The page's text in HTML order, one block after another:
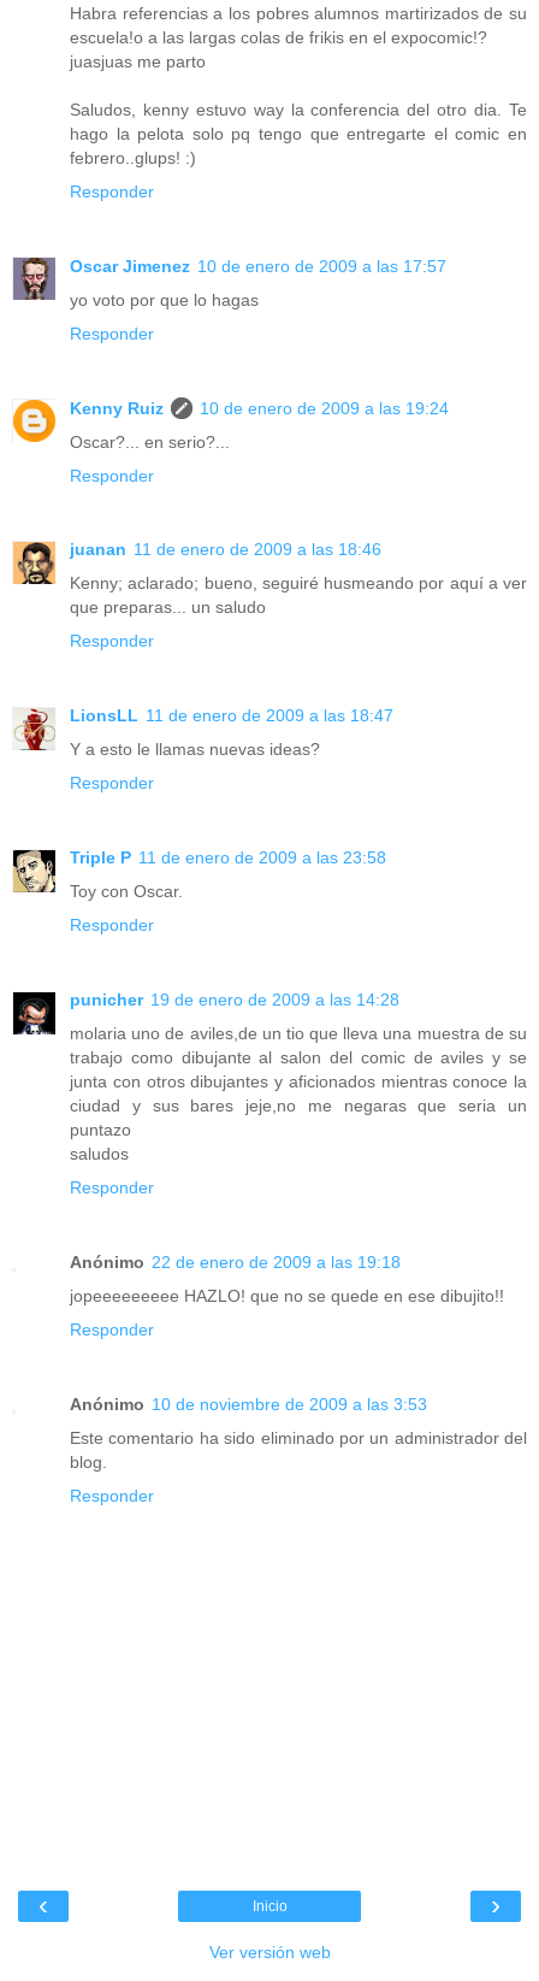
Habra referencias a los pobres alumnos martirizados de su
escuela!o a las largas colas de frikis en el expocomic!?
juasjuas me parto
Saludos, kenny estuvo way la conferencia del otro dia. Te
hago la pelota solo pq tengo que entregarte el comic en
febrero..glups! :)
Responder
Oscar Jimenez 10 de enero de 2009 a las 17:57
yo voto por que lo hagas
Responder
Kenny Ruiz
10 de enero de 2009 a las 19:24
Oscar?... en serio?...
Responder
juanan 11 de enero de 2009 a las 18:46
Kenny; aclarado; bueno, seguiré husmeando por aquí a ver
que preparas... un saludo
Responder
LionsLL 11 de enero de 2009 a las 18:47
Y a esto le llamas nuevas ideas?
Responder
Triple P 11 de enero de 2009 a las 23:58
Toy con Oscar.
Responder
punicher 19 de enero de 2009 a las 14:28
molaria uno de aviles,de un tio que lleva una muestra de su
trabajo como dibujante al salon del comic de aviles y se
junta con otros dibujantes y aficionados mientras conoce la
ciudad y sus bares jeje,no me negaras que seria un
puntazo
saludos
Responder
Anónimo 22 de enero de 2009 a las 19:18
jopeeeeeeeee HAZLO! que no se quede en ese dibujito!!
Responder
Anónimo 10 de noviembre de 2009 a las 3:53
Este comentario ha sido eliminado por un administrador del
blog.
Responder
‹ ›
Inicio
Ver versión web